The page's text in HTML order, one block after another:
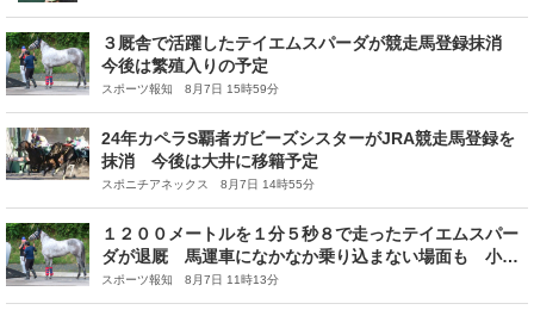
３厩舎で活躍したテイエムスパーダが競走馬登録抹消
今後は繁殖入りの予定
スポーツ報知 8月7日 15時59分
24年カペラS覇者ガビーズシスターがJRA競走馬登録を
抹消 今後は大井に移籍予定
スポニチアネックス 8月7日 14時55分
１２００メートルを１分５秒８で走ったテイエムスパー
ダが退厩 馬運車になかなか乗り込まない場面も 小椋
調教師「頑固ですがかわいい」
スポーツ報知 8月7日 11時13分